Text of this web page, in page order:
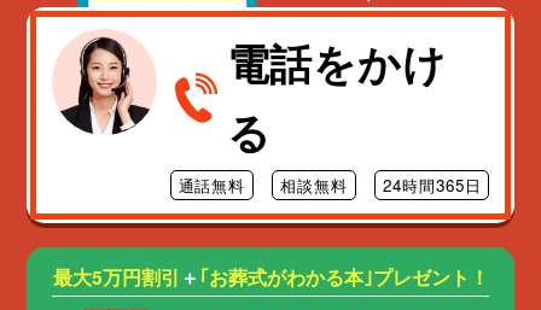
電話をかけ
る
通話無料 相談無料 24時間365日
最大5万円割引 ＋ ｢お葬式がわかる本｣プレゼント！